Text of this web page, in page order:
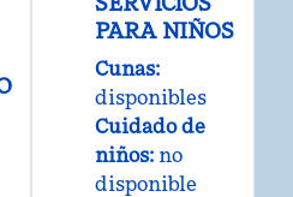
PARA NIÑOS
Cunas:
disponibles
Cuidado de
niños: no
disponible